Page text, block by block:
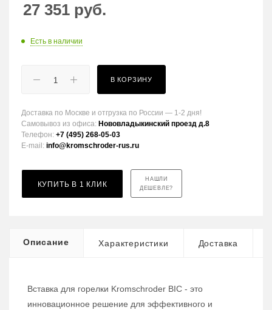
27 351 руб.
Есть в наличии
В КОРЗИНУ
Доставка по Москве и отгрузка по России — 1-2 дня!
Самовывоз из офиса: Нововладыкинский проезд д.8
Телефон: +7 (495) 268-05-03
E-mail: info@kromschroder-rus.ru
КУПИТЬ В 1 КЛИК
НАШЛИ
ДЕШЕВЛЕ?
Описание Характеристики Доставка
Вставка для горелки Kromschroder BIC - это
инновационное решение для эффективного и